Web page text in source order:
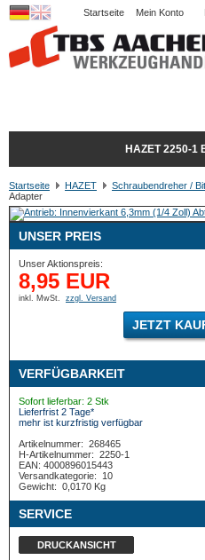
Startseite Mein Konto
HAZET 2250-1
Startseite HAZET Schraubendreher /
Adapter
UNSER PREIS
Unser Aktionspreis:
8,95 EUR
inkl. MwSt. zzgl. Versand
JETZT
VERFÜGBARKEIT
Sofort lieferbar: 2 Stk
Lieferfrist 2 Tage*
mehr ist kurzfristig verfügbar
Artikelnummer: 268465
H-Artikelnummer: 2250-1
EAN: 4000896015443
Versandkategorie:
10
Gewicht: 0,0170 Kg
SERVICE
DRUCKANSICHT